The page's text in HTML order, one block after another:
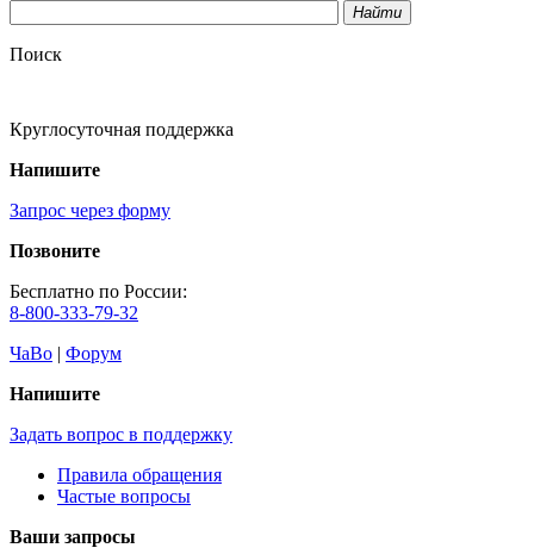
Найти
Поиск
Круглосуточная поддержка
Напишите
Запрос через форму
Позвоните
Бесплатно по России:
8-800-333-79-32
ЧаВо | Форум
Напишите
Задать вопрос в поддержку
Правила обращения
Частые вопросы
Ваши запросы